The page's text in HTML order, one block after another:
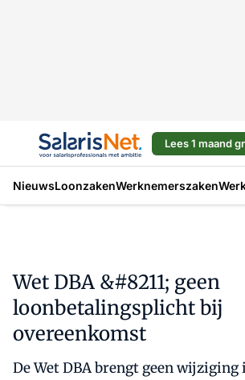
Lees 1 maand
NieuwsLoonzakenWerknemerszaken
Wet DBA &#8211; geen
loonbetalingsplicht bij
overeenkomst
De Wet DBA brengt geen wijziging